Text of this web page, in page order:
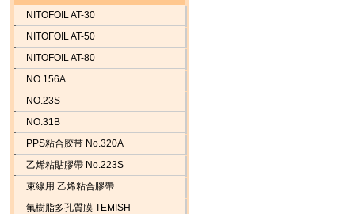
NITOFOIL AT-30
NITOFOIL AT-50
NITOFOIL AT-80
NO.156A
NO.23S
NO.31B
PPS粘合胶带 No.320A
乙烯粘貼膠帶 No.223S
束線用 乙烯粘合膠帶
氟樹脂多孔質膜 TEMISH